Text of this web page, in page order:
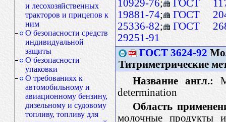
и лесохозяйственных
тракторов и прицепов к
ним
О безопасности средств
индивидуальной
защиты
О безопасности
упаковки
О требованиях к
автомобильному и
авиационному бензину,
дизельному и судовому
топливу, топливу для
10929-76;
ГОСТ
19881-74;
ГОСТ
25336-82;
ГОСТ
29251-91
ГОСТ 3624-92
Титриметрические
Название англ.:
determination
Область
молочные продукты и